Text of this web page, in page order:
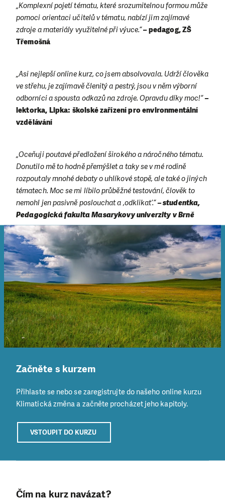
„Komplexní pojetí tématu, které srozumitelnou formou může
pomoci orientaci učitelů v tématu, nabízí jim zajímavé
zdroje a materiály využitelné při výuce.“– pedagog, ZŠ
Třemošná
„Asi nejlepší online kurz, co jsem absolvovala. Udrží člověka
ve střehu, je zajímavě členitý a pestrý, jsou v něm výborní
odborníci a spousta odkazů na zdroje. Opravdu díky moc!“–
lektorka, Lipka: školské zařízení pro environmentální
vzdělávání
„Oceňuji poutavé předložení širokého a náročného tématu.
Donutilo mě to hodně přemýšlet a taky se v mé rodině
rozpoutaly mnohé debaty o uhlíkové stopě, ale také o jiných
tématech. Moc se mi líbilo průběžné testování, člověk to
nemohl jen pasivně poslouchat a ,odklikat’.“– studentka,
Pedagogická fakulta Masarykovy univerzity v Brně
Začněte s kurzem
Přihlaste se nebo se zaregistrujte do našeho online kurzu
Klimatická změna a začněte procházet jeho kapitoly.
VSTOUPIT DO KURZU
Čím na kurz navázat?